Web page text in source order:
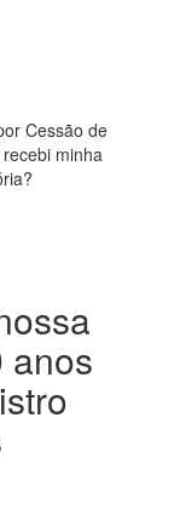
Cessão de
minha
anos